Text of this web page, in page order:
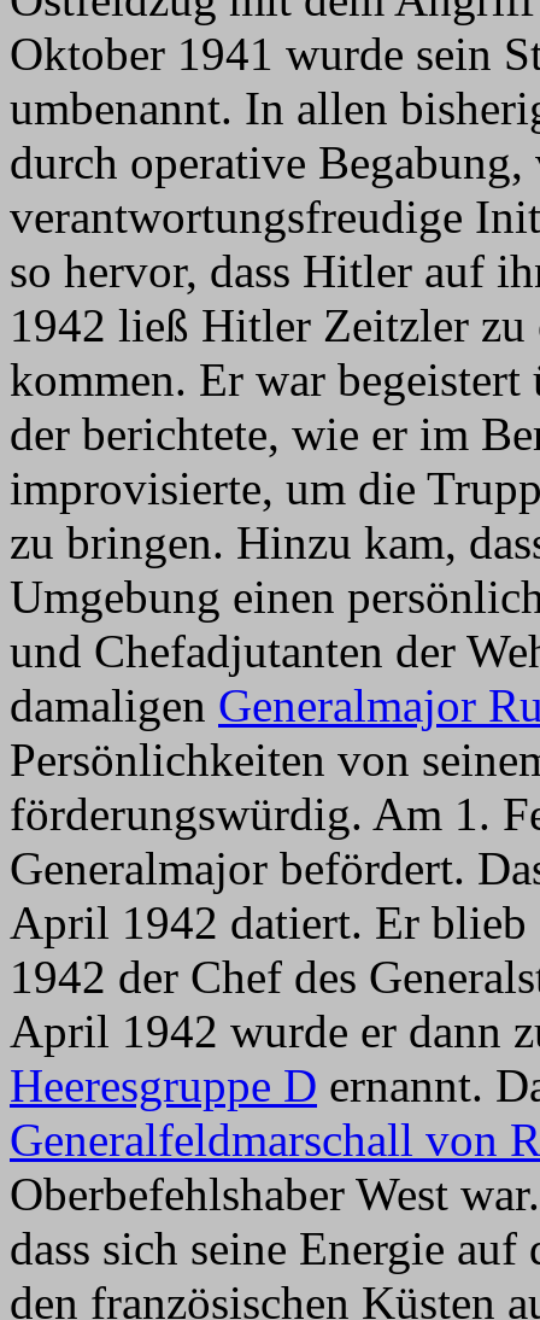
Oktober 1941 wurde sein
umbenannt. In allen
durch operative
verantwortungsfreudige
so hervor, dass Hitler auf
1942 ließ Hitler Zeitzler zu
kommen. Er war
der berichtete, wie er im
improvisierte, um die
zu bringen. Hinzu kam,
Umgebung einen
und Chefadjutanten der
damaligen Generalmajor
Persönlichkeiten von
förderungswürdig. Am 1.
Generalmajor befördert.
April 1942 datiert. Er blieb
1942 der Chef des
April 1942 wurde er dann
Heeresgruppe D ernannt.
Generalfeldmarschall von
Oberbefehlshaber West
dass sich seine Energie
den französischen Küsten